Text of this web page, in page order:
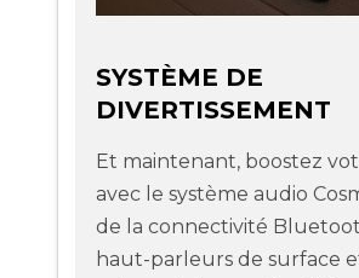
SYSTÈME DE
DIVERTISSEMENT
Et maintenant, boostez
avec le système audio
de la connectivité
haut-parleurs de surface